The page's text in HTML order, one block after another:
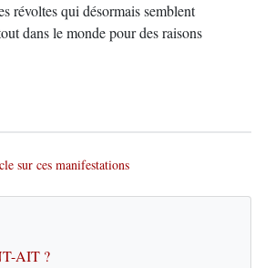
révoltes qui désormais semblent
dans le monde pour des raisons
sur ces manifestations
AIT ?